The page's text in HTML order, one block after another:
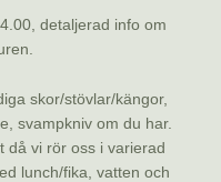
detaljerad info om
skor/stövlar/kängor,
svampkniv om du har.
då vi rör oss i varierad
lunch/fika, vatten och